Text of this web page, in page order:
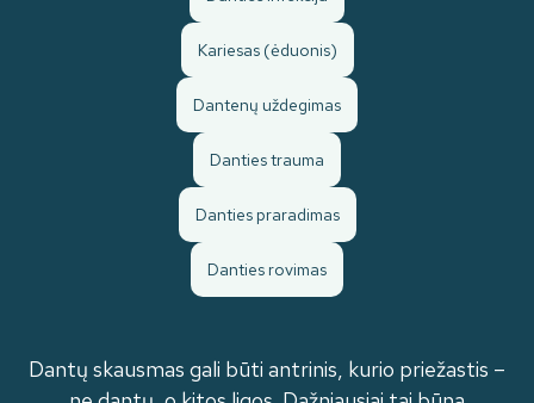
Kariesas (ėduonis)
Dantenų uždegimas
Danties trauma
Danties praradimas
Danties rovimas
Dantų skausmas gali būti antrinis, kurio priežastis –